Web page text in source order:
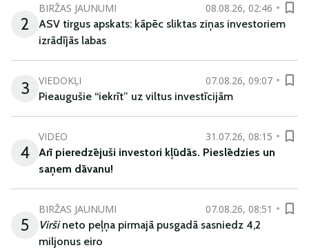
2
BIRŽAS JAUNUMI
08.08.26, 02:46
ASV tirgus apskats: kāpēc sliktas ziņas investoriem
izrādījās labas
3 VIEDOKĻI
07.08.26, 09:07
Pieaugušie “iekrīt” uz viltus investīcijām
4
VIDEO
31.07.26, 08:15
Arī pieredzējuši investori kļūdās. Pieslēdzies un
saņem dāvanu!
5
BIRŽAS JAUNUMI
07.08.26, 08:51
Viršineto peļņa pirmajā pusgadā sasniedz 4,2
miljonus eiro